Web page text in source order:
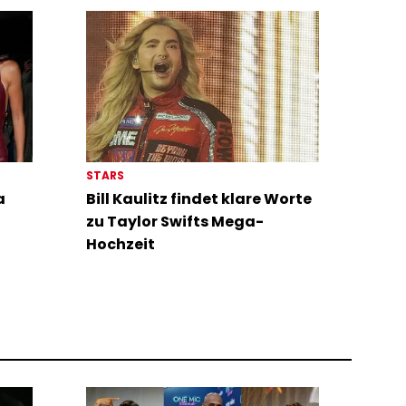
STARS
Bill Kaulitz findet klare Worte
zu Taylor Swifts Mega-
Hochzeit